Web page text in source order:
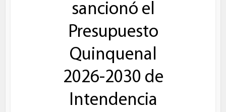
sancionó el
Presupuesto
Quinquenal
2026-2030 de
Intendencia